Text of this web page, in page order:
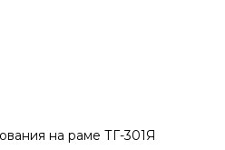
на раме ТГ-301Я